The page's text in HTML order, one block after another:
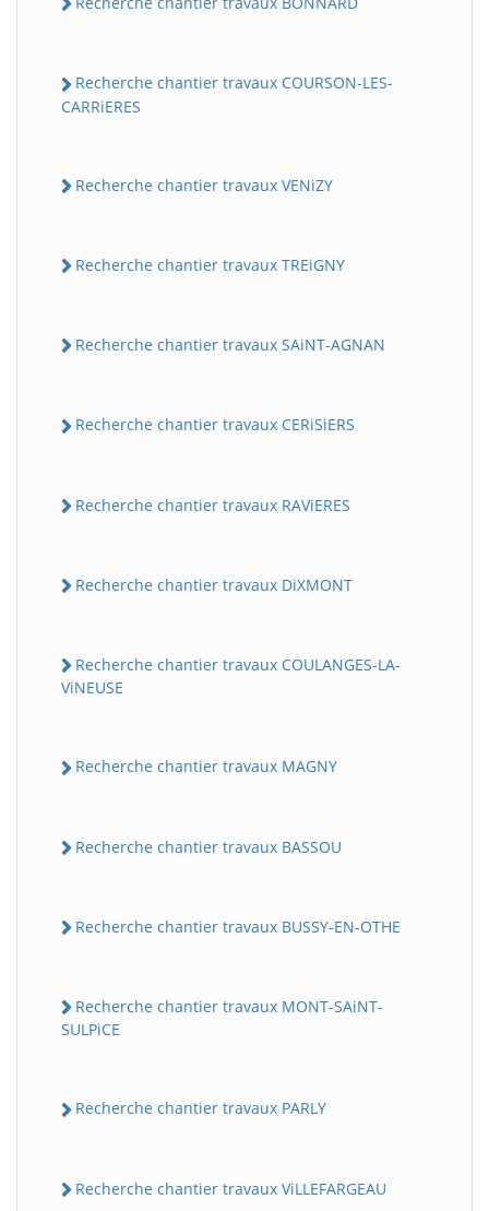
Recherche chantier travaux COURSON-LES-
CARRiERES
Recherche chantier travaux VENiZY
Recherche chantier travaux TREiGNY
Recherche chantier travaux SAiNT-AGNAN
Recherche chantier travaux CERiSiERS
Recherche chantier travaux RAViERES
Recherche chantier travaux DiXMONT
Recherche chantier travaux COULANGES-LA-
ViNEUSE
Recherche chantier travaux MAGNY
Recherche chantier travaux BASSOU
Recherche chantier travaux BUSSY-EN-OTHE
Recherche chantier travaux MONT-SAiNT-
SULPiCE
Recherche chantier travaux PARLY
Recherche chantier travaux ViLLEFARGEAU